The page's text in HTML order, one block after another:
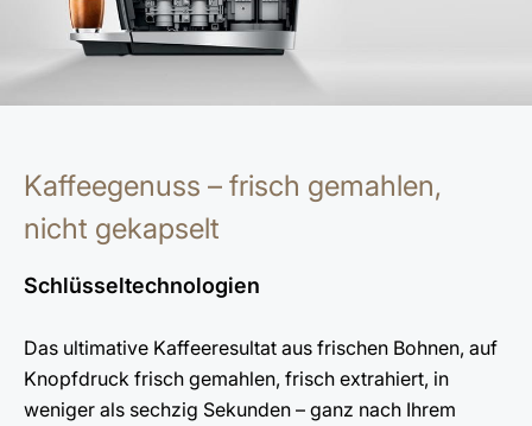
Kaffeegenuss – frisch gemahlen,
nicht gekapselt
Schlüsseltechnologien
Das ultimative Kaffeeresultat aus frischen Bohnen, auf
Knopfdruck frisch gemahlen, frisch extrahiert, in
weniger als sechzig Sekunden – ganz nach Ihrem